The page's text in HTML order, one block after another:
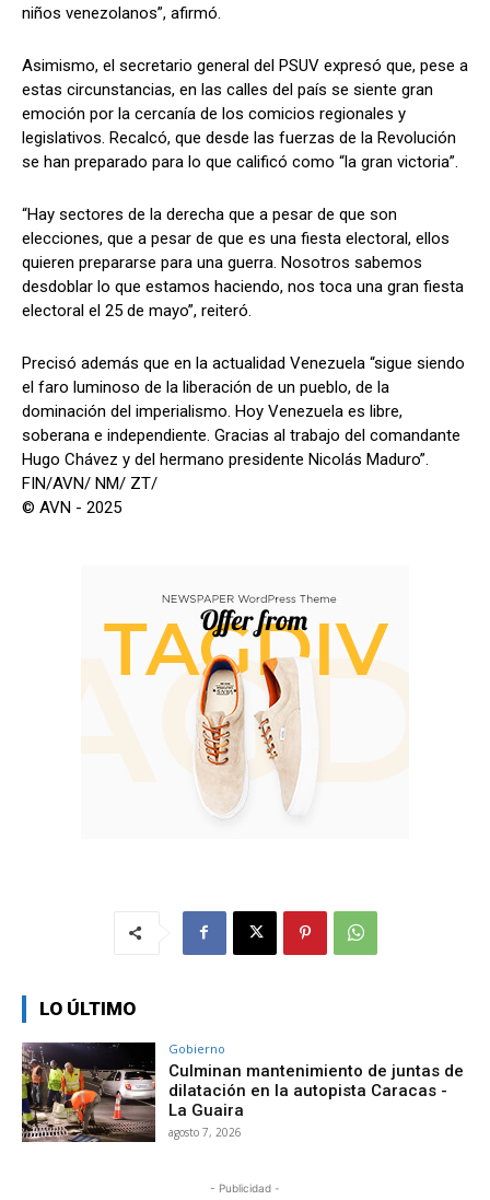
niños venezolanos”, afirmó.
Asimismo, el secretario general del PSUV expresó que, pese a
estas circunstancias, en las calles del país se siente gran
emoción por la cercanía de los comicios regionales y
legislativos. Recalcó, que desde las fuerzas de la Revolución
se han preparado para lo que calificó como “la gran victoria”.
“Hay sectores de la derecha que a pesar de que son
elecciones, que a pesar de que es una fiesta electoral, ellos
quieren prepararse para una guerra. Nosotros sabemos
desdoblar lo que estamos haciendo, nos toca una gran fiesta
electoral el 25 de mayo”, reiteró.
Precisó además que en la actualidad Venezuela “sigue siendo
el faro luminoso de la liberación de un pueblo, de la
dominación del imperialismo. Hoy Venezuela es libre,
soberana e independiente. Gracias al trabajo del comandante
Hugo Chávez y del hermano presidente Nicolás Maduro”.
FIN/AVN/ NM/ ZT/
© AVN - 2025
LO ÚLTIMO
Gobierno
Culminan mantenimiento de juntas de
dilatación en la autopista Caracas -
La Guaira
agosto 7, 2026
- Publicidad -